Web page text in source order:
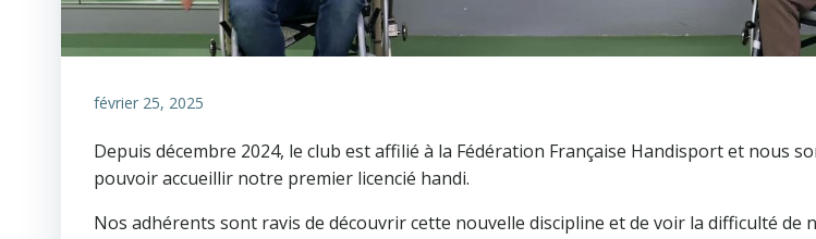
février 25, 2025
Depuis décembre 2024, le club est affilié à la Fédération Française Handisport et nous
pouvoir accueillir notre premier licencié handi.
Nos adhérents sont ravis de découvrir cette nouvelle discipline et de voir la difficulté de